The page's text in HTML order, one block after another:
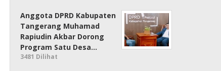
Anggota DPRD Kabupaten
Tangerang Muhamad
Rapiudin Akbar Dorong
Program Satu Desa…
3481 Dilihat